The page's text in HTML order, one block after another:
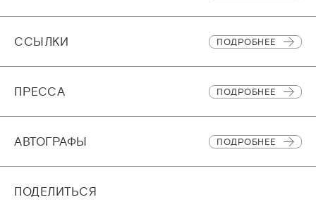
CСЫЛКИ ПОДРОБНЕЕ
ПРЕССА ПОДРОБНЕЕ
АВТОГРАФЫ ПОДРОБНЕЕ
ПОДЕЛИТЬСЯ